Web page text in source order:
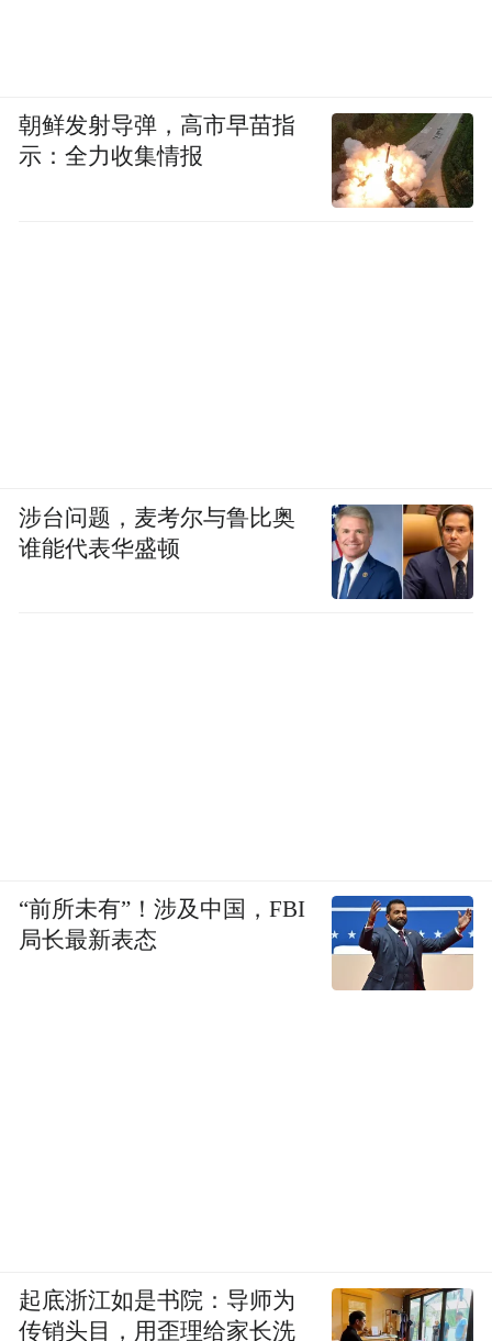
朝鲜发射导弹，高市早苗指
示：全力收集情报
涉台问题，麦考尔与鲁比奥
谁能代表华盛顿
“前所未有”！涉及中国，FBI
局长最新表态
起底浙江如是书院：导师为
传销头目，用歪理给家长洗